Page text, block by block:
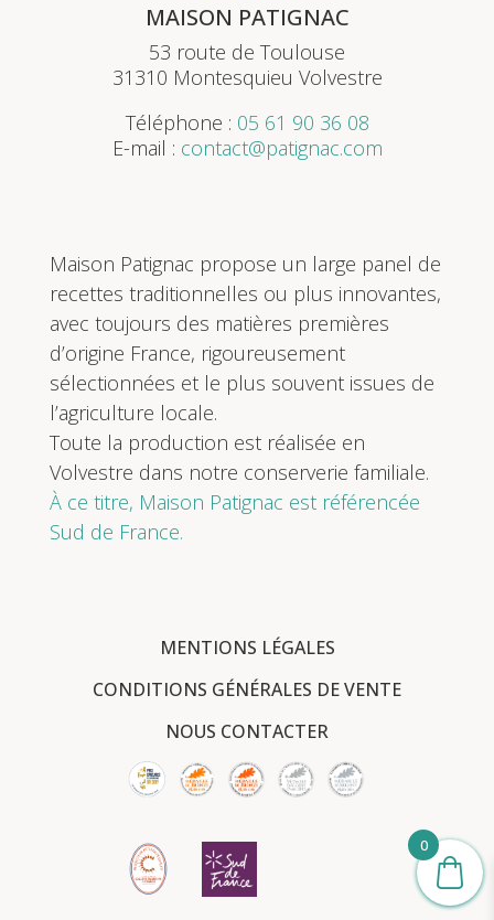
MAISON PATIGNAC
53 route de Toulouse
31310 Montesquieu Volvestre
Téléphone : 05 61 90 36 08
E-mail : contact@patignac.com
Maison Patignac propose un large panel de
recettes traditionnelles ou plus innovantes,
avec toujours des matières premières
d’origine France, rigoureusement
sélectionnées et le plus souvent issues de
l’agriculture locale.
Toute la production est réalisée en
Volvestre dans notre conserverie familiale.
À ce titre, Maison Patignac est référencée
Sud de France.
MENTIONS LÉGALES
CONDITIONS GÉNÉRALES DE VENTE
NOUS CONTACTER
0